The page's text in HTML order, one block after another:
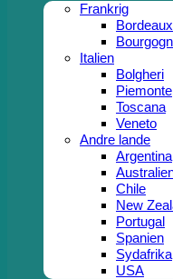
Frankrig
Bordeaux
Italien
Bolgheri
Piemonte
Toscana
Veneto
Andre lande
Argentina
Chile
New
Portugal
Spanien
Sydafrika
USA